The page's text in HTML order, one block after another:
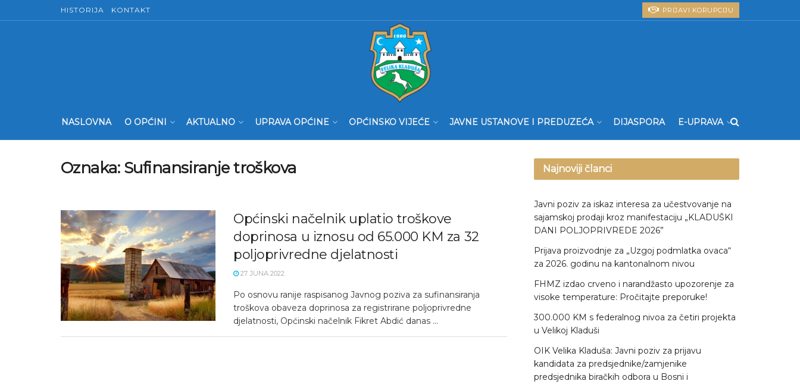
HISTORIJA KONTAKT PRIJAVI KORUPCIJU
NASLOVNA O OPĆINI AKTUALNO UPRAVA OPĆINE OPĆINSKO VIJEĆE JAVNE USTANOVE I PREDUZEĆA DIJASPORA E-UPRAVA
Oznaka: Sufinansiranje troškova
Općinski načelnik uplatio troškove
doprinosa u iznosu od 65.000 KM za 32
poljoprivredne djelatnosti
27. JUNA 2022.
Po osnovu ranije raspisanog Javnog poziva za sufinansiranja
troškova obaveza doprinosa za registrirane poljoprivredne
djelatnosti, Općinski načelnik Fikret Abdić danas ...
Najnoviji članci
Javni poziv za iskaz interesa za učestvovanje na
sajamskoj prodaji kroz manifestaciju „KLADUŠKI
DANI POLJOPRIVREDE 2026”
Prijava proizvodnje za „Uzgoj podmlatka ovaca“
za 2026. godinu na kantonalnom nivou
FHMZ izdao crveno i narandžasto upozorenje za
visoke temperature: Pročitajte preporuke!
300.000 KM s federalnog nivoa za četiri projekta
u Velikoj Kladuši
OIK Velika Kladuša: Javni poziv za prijavu
kandidata za predsjednike/zamjenike
predsjednika biračkih odbora u Bosni i